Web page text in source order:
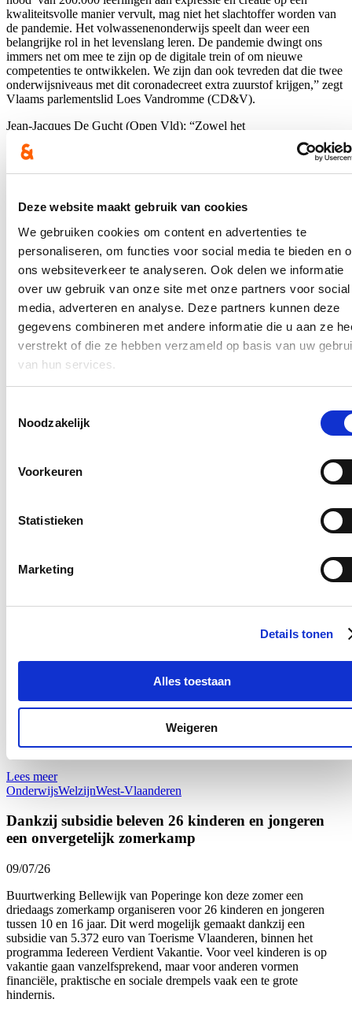
Deze website maakt gebruik van cookies
We gebruiken cookies om content en advertenties te
personaliseren, om functies voor social media te bieden en
ons websiteverkeer te analyseren. Ook delen we informatie
over uw gebruik van onze site met onze partners voor social
media, adverteren en analyse. Deze partners kunnen deze
gegevens combineren met andere informatie die u aan ze
verstrekt of die ze hebben verzameld op basis van uw
van hun services.
Noodzakelijk
Voorkeuren
Statistieken
Marketing
Details tonen
Alles toestaan
Weigeren
kwaliteitsvolle manier vervult, mag niet het slachtoffer worden van
de pandemie. Het volwassenenonderwijs speelt dan weer een
belangrijke rol in het levenslang leren. De pandemie dwingt ons
immers net om mee te zijn op de digitale trein of om nieuwe
competenties te ontwikkelen. We zijn dan ook tevreden dat die twee
onderwijsniveaus met dit coronadecreet extra zuurstof krijgen,” zegt
Vlaams parlementslid Loes Vandromme (CD&V).
Jean-Jacques De Gucht (Open Vld): “Zowel het
volwassenenonderwijs als het deeltijds kunstonderwijs hebben
zwaar geleden onder de coronacrisis. Het volwassenenonderwijs
kunstonderwijs zorgt dan weer voor de ontwikkeling van artistieke
en sociale vaardigheden en competenties. Gelet op het grote
maatschappelijk belang van beide onderwijsniveaus willen we met
dit coronadecreet de nodige maatregelen treffen om de negatieve
effecten van de crisis zoveel mogelijk te beperken of te remediëren.”
Blijf je graag op de hoogte?
Ontvang mijn nieuwsbrief.
Ja, ik wens de nieuwsbrief van Loes Vandromme te ontvangen op
Nieuws
Recordaantal West-Vlaamse scholen kiest voor Oog
voor Lekkers
16/07/26
Maar liefst 340 West-Vlaamse scholen namen tijdens het voorbije
subsidieprogramma dat gezonde voedingsgewoonten bij kinderen
stimuleert. Dat zijn 26 scholen meer dan vorig schooljaar en zelf 80
en bijna 32 procent. “Onze West-Vlaamse scholen bevestigen zo
hun sterk engagement voor gezonde voeding op school én de
verbinding met onze lokale land- en tuinbouw”, zegt Vlaams
Parlementslid Loes Vandromme (cd&v) tevreden.
Lees meer
OnderwijsWelzijnWest-Vlaanderen
Dankzij subsidie beleven 26 kinderen en jongeren
een onvergetelijk zomerkamp
09/07/26
Buurtwerking Bellewijk van Poperinge kon deze zomer een
driedaags zomerkamp organiseren voor 26 kinderen en jongeren
tussen 10 en 16 jaar. Dit werd mogelijk gemaakt dankzij een
subsidie van 5.372 euro van Toerisme Vlaanderen, binnen het
programma Iedereen Verdient Vakantie. Voor veel kinderen is op
vakantie gaan vanzelfsprekend, maar voor anderen vormen
financiële, praktische en sociale drempels vaak een te grote
hindernis.